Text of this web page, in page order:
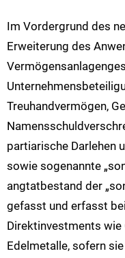
Im Vordergrund des
Erweiterung des
Treuhandvermögen,
partiarische Darlehen
sowie sogenannte
angtatbestand der
gefasst und erfasst
Direktinvestments wie
Edelmetalle, sofern